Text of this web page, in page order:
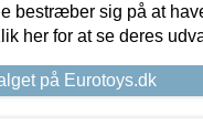
bestræber sig på at
her for at se deres
på Eurotoys.dk